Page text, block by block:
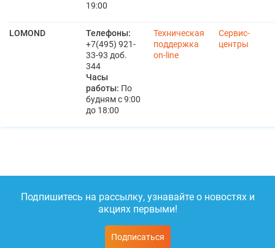
19:00
LOMOND
Телефоны:
+7(495) 921-
33-93 доб.
344
Часы
работы: По
будням с 9:00
до 18:00
Техническая
поддержка
on-line
Сервис-
центры
Подпишитесь на рассылку, узнавайте о новостях и
акциях первыми!
Подписаться